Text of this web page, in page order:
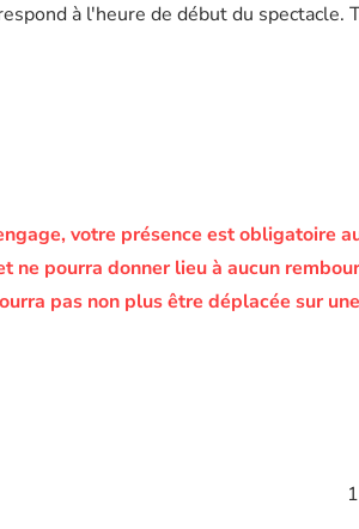
à l'heure de début du
votre présence est obligatoire
ne pourra donner lieu à aucun
pas non plus être déplacée sur